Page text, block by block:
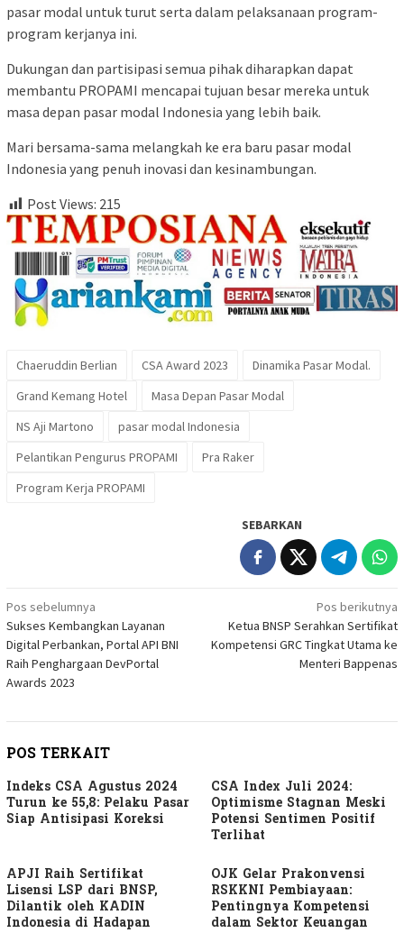
pasar modal untuk turut serta dalam pelaksanaan program-
program kerjanya ini.
Dukungan dan partisipasi semua pihak diharapkan dapat
membantu PROPAMI mencapai tujuan besar mereka untuk
masa depan pasar modal Indonesia yang lebih baik.
Mari bersama-sama melangkah ke era baru pasar modal
Indonesia yang penuh inovasi dan kesinambungan.
Post Views: 215
Chaeruddin Berlian CSA Award 2023
Dinamika Pasar Modal.
Grand Kemang Hotel
Masa Depan Pasar Modal
NS Aji Martono
pasar modal Indonesia
Pelantikan Pengurus PROPAMI
Pra Raker
Program Kerja PROPAMI
SEBARKAN
Navigasi
pos
Pos sebelumnya
Sukses Kembangkan Layanan
Digital Perbankan, Portal API BNI
Raih Penghargaan DevPortal
Awards 2023
Pos berikutnya
Ketua BNSP Serahkan Sertifikat
Kompetensi GRC Tingkat Utama ke
Menteri Bappenas
POS TERKAIT
Indeks CSA Agustus 2024
Turun ke 55,8: Pelaku Pasar
Siap Antisipasi Koreksi
CSA Index Juli 2024:
Optimisme Stagnan Meski
Potensi Sentimen Positif
Terlihat
APJI Raih Sertifikat
Lisensi LSP dari BNSP,
Dilantik oleh KADIN
Indonesia di Hadapan
OJK Gelar Prakonvensi
RSKKNI Pembiayaan:
Pentingnya Kompetensi
dalam Sektor Keuangan